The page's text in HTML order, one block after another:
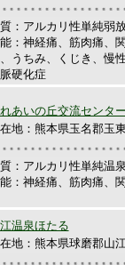
：アルカリ性単純弱
：神経痛、筋肉痛、
うちみ、くじき、慢
硬化症
あいの丘交流セン
地：熊本県玉名郡玉
：アルカリ性単純温
：神経痛、筋肉痛、
温泉ほたる
地：熊本県球磨郡山